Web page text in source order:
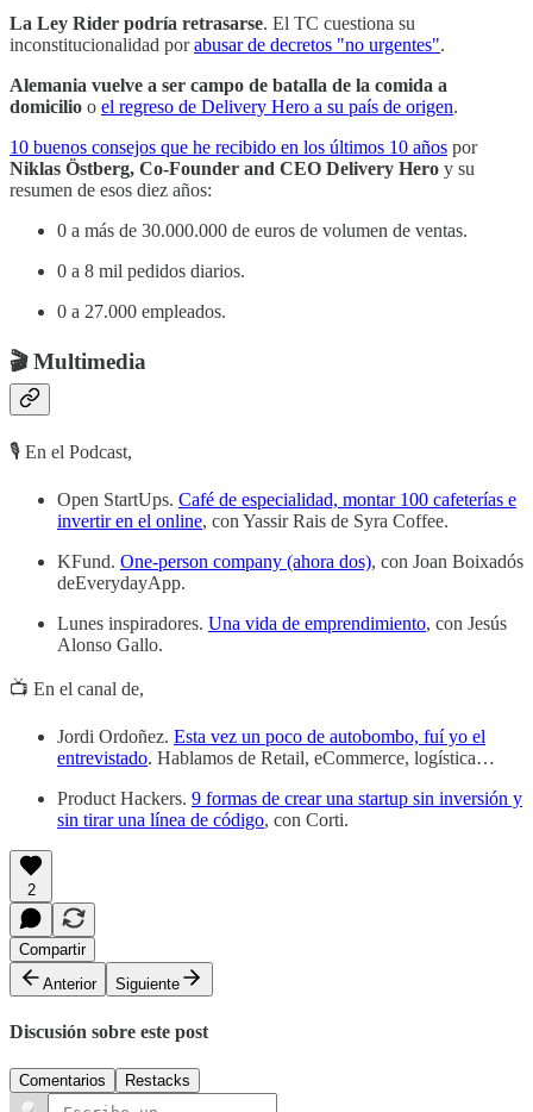
La Ley Rider podría retrasarse. El TC cuestiona su
inconstitucionalidad porabusar de decretos "no urgentes".
Alemania vuelve a ser campo de batalla de la comida a
domicilio o el regreso de Delivery Hero a su país de origen.
10 buenos consejos que he recibido en los últimos 10 años por
Niklas Östberg, Co-Founder and CEO Delivery Hero y su
resumen de esos diez años:
0 a más de 30.000.000 de euros de volumen de ventas.
0 a 8 mil pedidos diarios.
0 a 27.000 empleados.
🎬 Multimedia
🎙 En el Podcast,
Open StartUps. Café de especialidad, montar 100 cafeterías e
invertir en el online, con Yassir Rais de Syra Coffee.
KFund. One-person company (ahora dos), con Joan Boixadós
deEverydayApp.
Lunes inspiradores. Una vida de emprendimiento, con Jesús
Alonso Gallo.
📺 En el canal de,
Jordi Ordoñez. Esta vez un poco de autobombo, fuí yo el
entrevistado. Hablamos de Retail, eCommerce, logística…
Product Hackers. 9 formas de crear una startup sin inversión y
sin tirar una línea de código, con Corti.
2
Compartir
Anterior
Siguiente
Discusión sobre este post
Comentarios Restacks